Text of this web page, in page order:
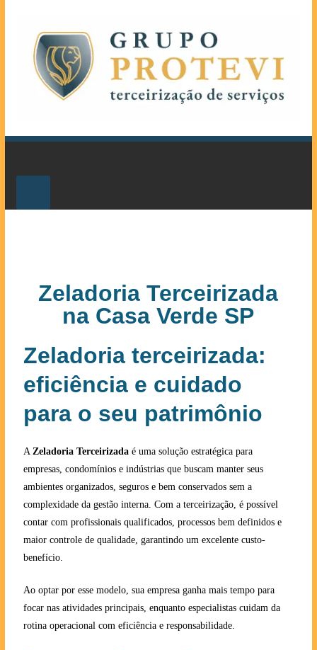
Zeladoria Terceirizada
na Casa Verde SP
Zeladoria terceirizada:
eficiência e cuidado
para o seu patrimônio
A Zeladoria Terceirizadaé uma solução estratégica para
empresas, condomínios e indústrias que buscam manter seus
ambientes organizados, seguros e bem conservados sem a
complexidade da gestão interna. Com a terceirização, é possível
contar com profissionais qualificados, processos bem definidos e
maior controle de qualidade, garantindo um excelente custo-
benefício.
Ao optar por esse modelo, sua empresa ganha mais tempo para
focar nas atividades principais, enquanto especialistas cuidam da
rotina operacional com eficiência e responsabilidade.